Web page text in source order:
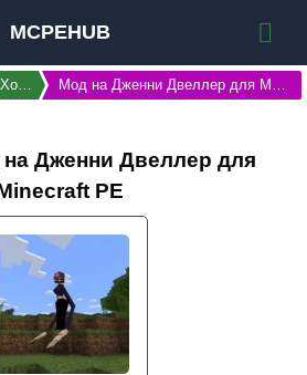
MCPEHUB
Хоррор Мод на Дженни Двеллер для Майнкрафт ПЕ
Дженни Двеллер для
PE